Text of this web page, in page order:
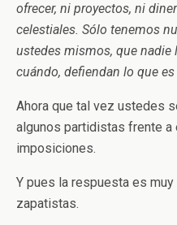
ofrecer, ni proyectos, ni
celestiales. Sólo tenemos
ustedes mismos, que
cuándo, defiendan lo que
Ahora que tal vez ustedes
algunos partidistas frente
imposiciones.
Y pues la respuesta es
zapatistas.